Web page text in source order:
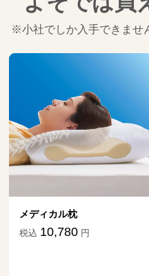
※小社でしか入手できませ
メディカル枕
税込 10,780 円